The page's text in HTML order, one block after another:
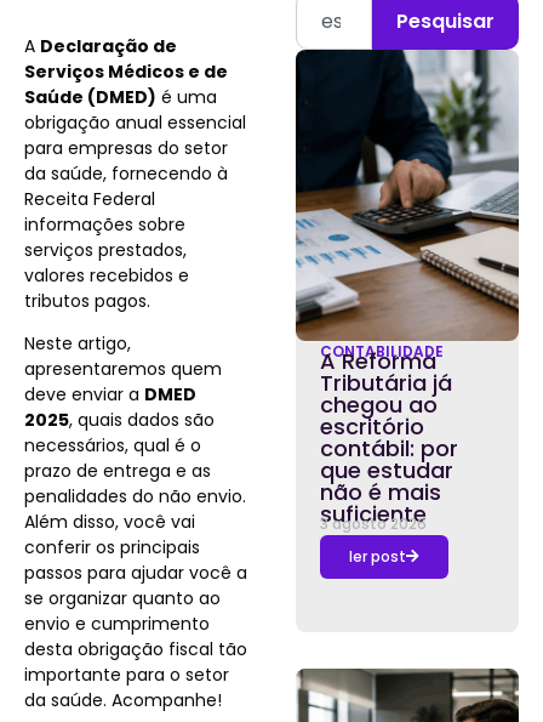
A Declaração de
Serviços Médicos e de
Saúde (DMED) é uma
obrigação anual essencial
para empresas do setor
da saúde, fornecendo à
Receita Federal
informações sobre
serviços prestados,
valores recebidos e
tributos pagos.
Neste artigo,
apresentaremos quem
deve enviar a DMED
2025, quais dados são
necessários, qual é o
prazo de entrega e as
penalidades do não envio.
Além disso, você vai
conferir os principais
passos para ajudar você a
se organizar quanto ao
envio e cumprimento
desta obrigação fiscal tão
importante para o setor
da saúde. Acompanhe!
Pesquisar
CONTABILIDADE
A Reforma
Tributária já
chegou ao
escritório
contábil: por
que estudar
não é mais
suficiente
3 agosto 2026
ler post